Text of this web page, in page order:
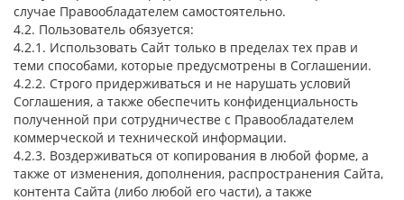
случае Правообладателем самостоятельно.
4.2. Пользователь обязуется:
4.2.1. Использовать Сайт только в пределах тех прав и
теми способами, которые предусмотрены в Соглашении.
4.2.2. Строго придерживаться и не нарушать условий
Соглашения, а также обеспечить конфиденциальность
полученной при сотрудничестве с Правообладателем
коммерческой и технической информации.
4.2.3. Воздерживаться от копирования в любой форме, а
также от изменения, дополнения, распространения Сайта,
контента Сайта (либо любой его части), а также